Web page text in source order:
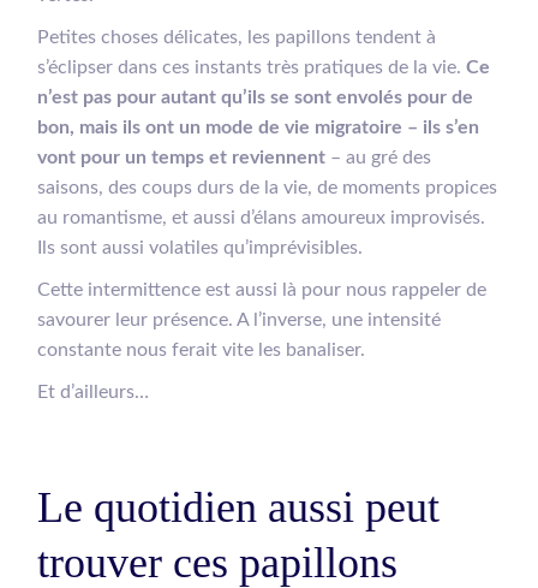
Petites choses délicates, les papillons tendent à
s’éclipser dans ces instants très pratiques de la vie.Ce
n’est pas pour autant qu’ils se sont envolés pour de
bon, mais ils ont un mode de vie migratoire – ils s’en
vont pour un temps et reviennent – au gré des
saisons, des coups durs de la vie, de moments propices
au romantisme, et aussi d’élans amoureux improvisés.
Ils sont aussi volatiles qu’imprévisibles.
Cette intermittence est aussi là pour nous rappeler de
savourer leur présence. A l’inverse, une intensité
constante nous ferait vite les banaliser.
Et d’ailleurs…
Le quotidien aussi peut
trouver ces papillons